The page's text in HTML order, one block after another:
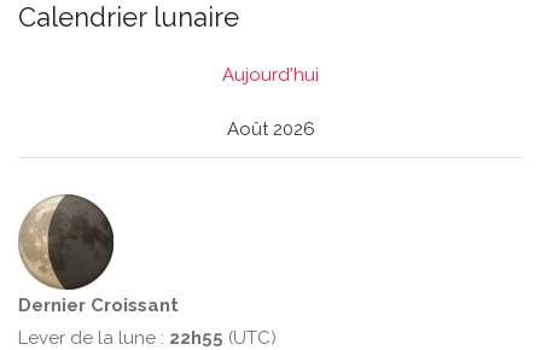
Calendrier lunaire
Aujourd'hui
Août 2026
Dernier Croissant
Lever de la lune : 22h55 (UTC)